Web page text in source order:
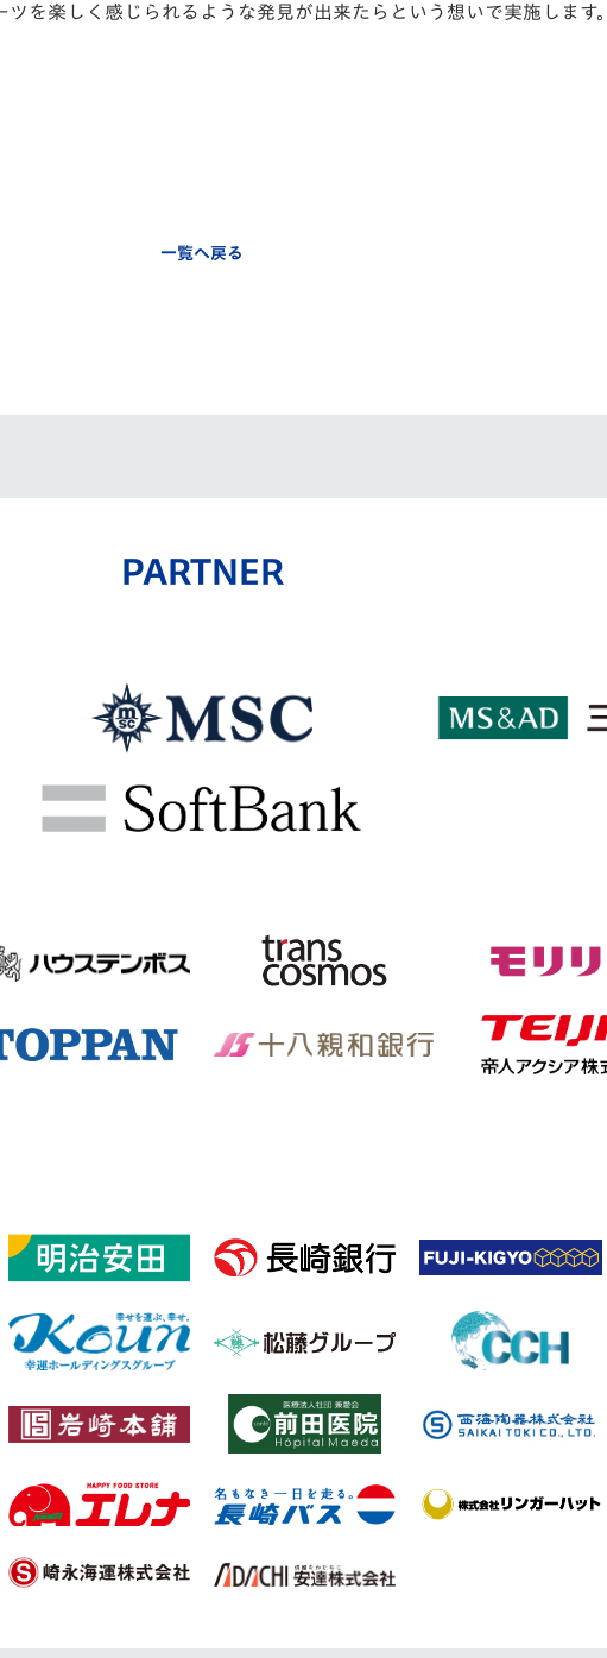
を楽しく感じられるような発見が出来たらという想いで実施します。
一覧へ戻る
PARTNER